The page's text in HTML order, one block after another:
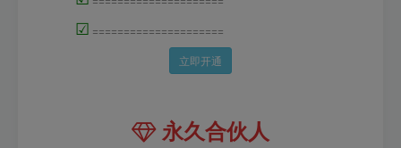
☑ =====================
立即开通
永久合伙人